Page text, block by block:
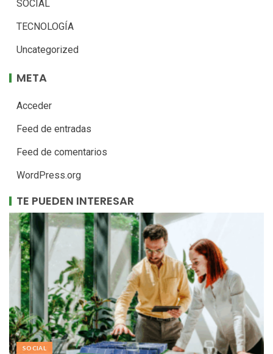
SOCIAL
TECNOLOGÍA
Uncategorized
META
Acceder
Feed de entradas
Feed de comentarios
WordPress.org
TE PUEDEN INTERESAR
SOCIAL